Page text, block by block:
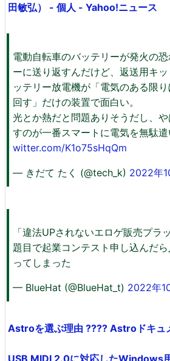
田敏弘） - 個人 - Yahoo!ニュース
電動自転車のバッテリーが発火の
ーに送り返すんだけど、返送用キ
ッテリー放電機が「電気のある限
回す」だけの装置で面白い。
光とか熱だと問題ありそうだし、
すのが一番スマートに電気を無駄遣
witter.com/K1o75sHqQm
— きだて たく (@tech_k) 2022年
「違法UPされないエロゲ販売プラ
題目で起業コンテスト申し込んだ
ってしまった
— BlueHat (@BlueHat_t) 2022年
Astroを選ぶ理由 ???? Astroドキュ
USB MIDI 2.0に対応したWindows